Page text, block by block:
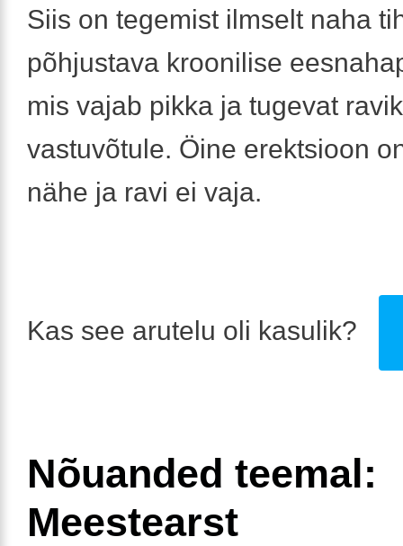
Siis on tegemist ilmselt naha
põhjustava kroonilise
mis vajab pikka ja tugevat
vastuvõtule. Öine erektsioon
nähe ja ravi ei vaja.
Kas see arutelu oli kasulik?
Nõuanded teemal:
Meestearst